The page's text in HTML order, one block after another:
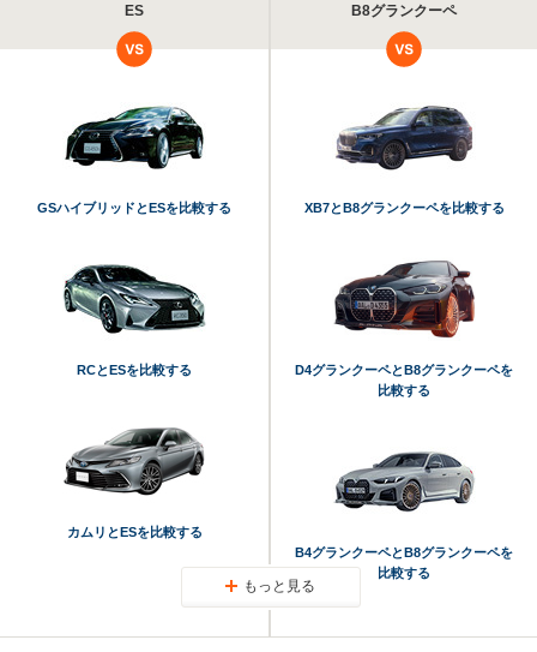
ES
B8グランクーペ
GSハイブリッドとESを比較する
RCとESを比較する
カムリとESを比較する
XB7とB8グランクーペを比較する
D4グランクーペとB8グランクーペを
比較する
B4グランクーペとB8グランクーペを
比較する
もっと見る